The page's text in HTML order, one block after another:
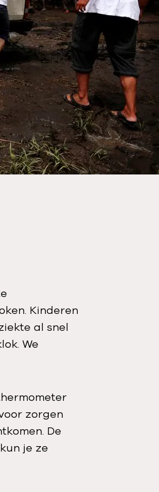
Kinderen
al snel
We
zorgen
De
je ze